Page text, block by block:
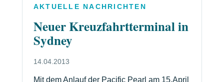
AKTUELLE NACHRICHTEN
Neuer Kreuzfahrtterminal in
Sydney
14.04.2013
Mit dem Anlauf der Pacific Pearl am 15.April